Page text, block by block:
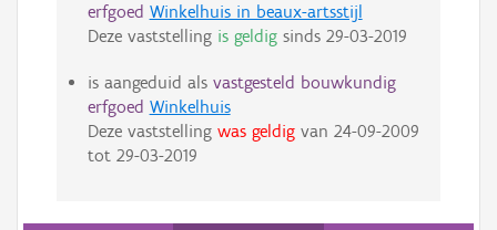
erfgoed Winkelhuis in beaux-artsstijl
Deze vaststelling is geldigsinds 29-03-2019
is aangeduid als vastgesteld bouwkundig
erfgoed Winkelhuis
Deze vaststelling was geldigvan 24-09-2009
tot 29-03-2019